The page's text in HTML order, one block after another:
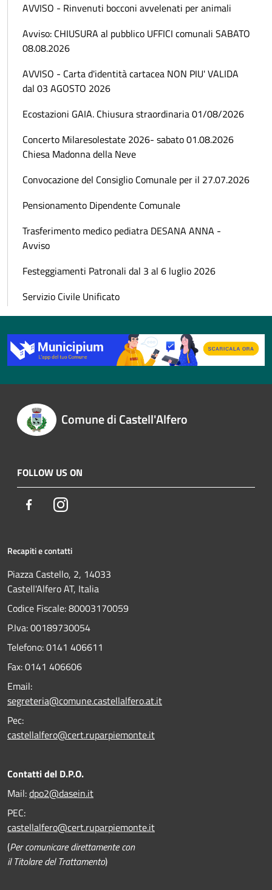
AVVISO - Rinvenuti bocconi avvelenati per animali
Avviso: CHIUSURA al pubblico UFFICI comunali SABATO
08.08.2026
AVVISO - Carta d'identità cartacea NON PIU' VALIDA
dal 03 AGOSTO 2026
Ecostazioni GAIA. Chiusura straordinaria 01/08/2026
Concerto Milaresolestate 2026- sabato 01.08.2026
Chiesa Madonna della Neve
Convocazione del Consiglio Comunale per il 27.07.2026
Pensionamento Dipendente Comunale
Trasferimento medico pediatra DESANA ANNA -
Avviso
Festeggiamenti Patronali dal 3 al 6 luglio 2026
Servizio Civile Unificato
Comune di Castell'Alfero
FOLLOW US ON
FacebookInstagram
Recapiti e contatti
Piazza Castello, 2, 14033
Castell'Alfero AT, Italia
Codice Fiscale: 80003170059
P.Iva: 00189730054
Telefono:0141 406611
Fax:0141 406606
Email:
segreteria@comune.castellalfero.at.it
Pec:
castellalfero@cert.ruparpiemonte.it
Contatti del D.P.O.
Mail:dpo2@dasein.it
PEC:
castellalfero@cert.ruparpiemonte.it
(Per comunicare direttamente con
il Titolare del Trattamento)